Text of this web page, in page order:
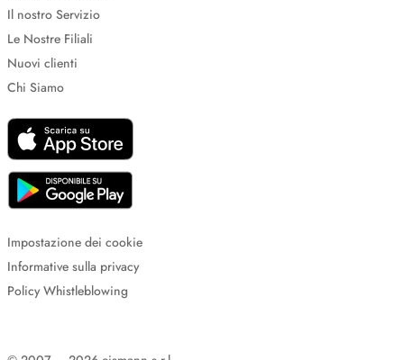
Il nostro Servizio
Le Nostre Filiali
Nuovi clienti
Chi Siamo
Impostazione dei cookie
Informative sulla privacy
Policy Whistleblowing